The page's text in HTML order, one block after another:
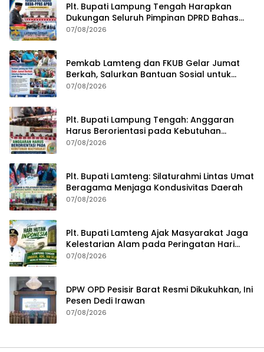
Plt. Bupati Lampung Tengah Harapkan
Dukungan Seluruh Pimpinan DPRD Bahas
RKUA-PPAS APBD Tahun 2027
07/08/2026
Pemkab Lamteng dan FKUB Gelar Jumat
Berkah, Salurkan Bantuan Sosial untuk
Warga
07/08/2026
Plt. Bupati Lampung Tengah: Anggaran
Harus Berorientasi pada Kebutuhan
Masyarakat
07/08/2026
Plt. Bupati Lamteng: Silaturahmi Lintas Umat
Beragama Menjaga Kondusivitas Daerah
07/08/2026
Plt. Bupati Lamteng Ajak Masyarakat Jaga
Kelestarian Alam pada Peringatan Hari
Hutan Indonesia 2026
07/08/2026
DPW OPD Pesisir Barat Resmi Dikukuhkan, Ini
Pesen Dedi Irawan
07/08/2026